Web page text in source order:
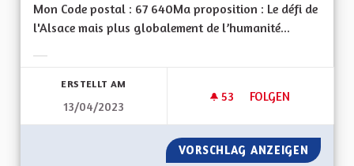
Mon Code postal : 67 640Ma proposition : Le défi de
l'Alsace mais plus globalement de l’humanité...
ERSTELLT AM
13/04/2023
53 53 FOLLOWER
FOLGEN
UNE RÉELLE
VORSCHLAG ANZEIGEN UNE